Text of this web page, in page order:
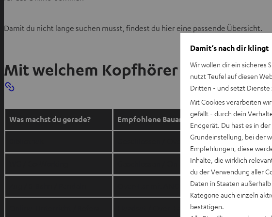
Damit du nicht lange suchen musst, findest du hier eine passende Übersicht.
Mit welchem Kopfhörer lernt es sich
Was machst du gerade? Empfohlene Bauart
Geschlossen / Over-Ear, ANC
Geschlossen / On-Ear oder In-Ear
Headset / Over-Ear mit Boom-Mic
Damit‘s nach dir klingt
Wir wollen dir ein sicheres
nutzt Teufel auf diesen
Dritten - und setzt Dienste
Mit Cookies verarbeiten
gefällt - durch dein
Endgerät. Du hast es in
Grundeinstellung, bei der
Empfehlungen, diese
Inhalte, die wirklich
du der Verwendung aller
Daten in Staaten
Kategorie auch einzeln
bestätigen.